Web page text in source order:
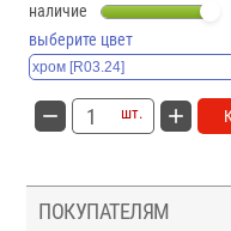
наличие
выберите цвет
шт.
ПОКУПАТЕЛЯМ